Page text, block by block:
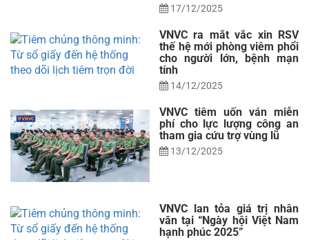
17/12/2025
VNVC ra mắt vắc xin RSV
thế hệ mới phòng viêm phổi
cho người lớn, bệnh mạn
tính
14/12/2025
VNVC tiêm uốn ván miễn
phí cho lực lượng công an
tham gia cứu trợ vùng lũ
13/12/2025
VNVC lan tỏa giá trị nhân
văn tại “Ngày hội Việt Nam
hạnh phúc 2025”